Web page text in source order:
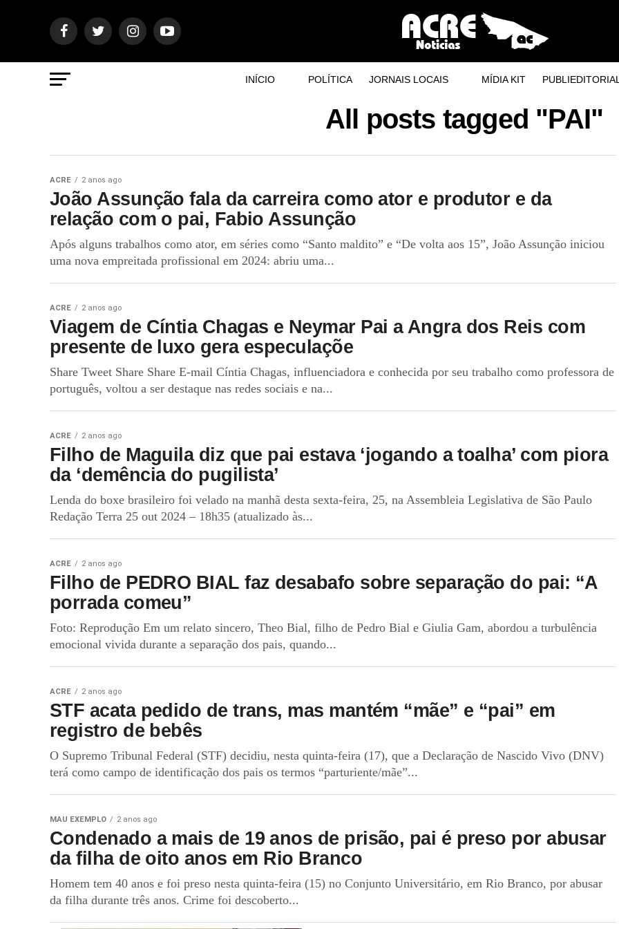
INÍCIO POLÍTICA JORNAIS LOCAIS MÍDIA KIT
All posts tagged "PAI"
ACRE 2 anos ago
João Assunção fala da carreira como ator e produtor e da
relação com o pai, Fabio Assunção
Após alguns trabalhos como ator, em séries como “Santo maldito” e “De volta aos 15”, João Assunção iniciou
uma nova empreitada profissional em 2024: abriu uma...
ACRE 2 anos ago
Viagem de Cíntia Chagas e Neymar Pai a Angra dos Reis com
presente de luxo gera especulaçõe
Share Tweet Share Share E-mail Cíntia Chagas, influenciadora e conhecida por seu trabalho como professora de
português, voltou a ser destaque nas redes sociais e na...
ACRE 2 anos ago
Filho de Maguila diz que pai estava ‘jogando a toalha’ com piora
da ‘demência do pugilista’
Lenda do boxe brasileiro foi velado na manhã desta sexta-feira, 25, na Assembleia Legislativa de São Paulo
Redação Terra 25 out 2024 – 18h35 (atualizado às...
ACRE 2 anos ago
Filho de PEDRO BIAL faz desabafo sobre separação do pai: “A
porrada comeu”
Foto: Reprodução Em um relato sincero, Theo Bial, filho de Pedro Bial e Giulia Gam, abordou a turbulência
emocional vivida durante a separação dos pais, quando...
ACRE 2 anos ago
STF acata pedido de trans, mas mantém “mãe” e “pai” em
registro de bebês
O Supremo Tribunal Federal (STF) decidiu, nesta quinta-feira (17), que a Declaração de Nascido Vivo (DNV)
terá como campo de identificação dos pais os termos “parturiente/mãe”...
MAU EXEMPLO 2 anos ago
Condenado a mais de 19 anos de prisão, pai é preso por abusar
da filha de oito anos em Rio Branco
Homem tem 40 anos e foi preso nesta quinta-feira (15) no Conjunto Universitário, em Rio Branco, por abusar
da filha durante três anos. Crime foi descoberto...